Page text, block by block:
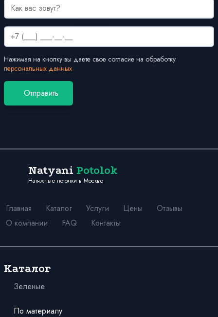
Нажимая на кнопку вы даете свое согласие на обработку
персональных данных
Отправить
Natyani Potolok
Натяжные потолки в Москве
Главная Каталог Услуги Цены
Отзывы
О компании
FAQ Контакты
Каталог
Зеленые
Матовые
В прихожую
С рисунком
По материалу